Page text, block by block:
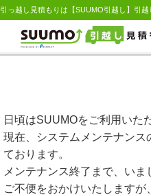
引っ越し見積もりは【SUUMO引越し】引
日頃はSUUMOをご利用いた
現在、システムメンテナン
ております。
メンテナンス終了まで、いま
ご不便をおかけいたしますが